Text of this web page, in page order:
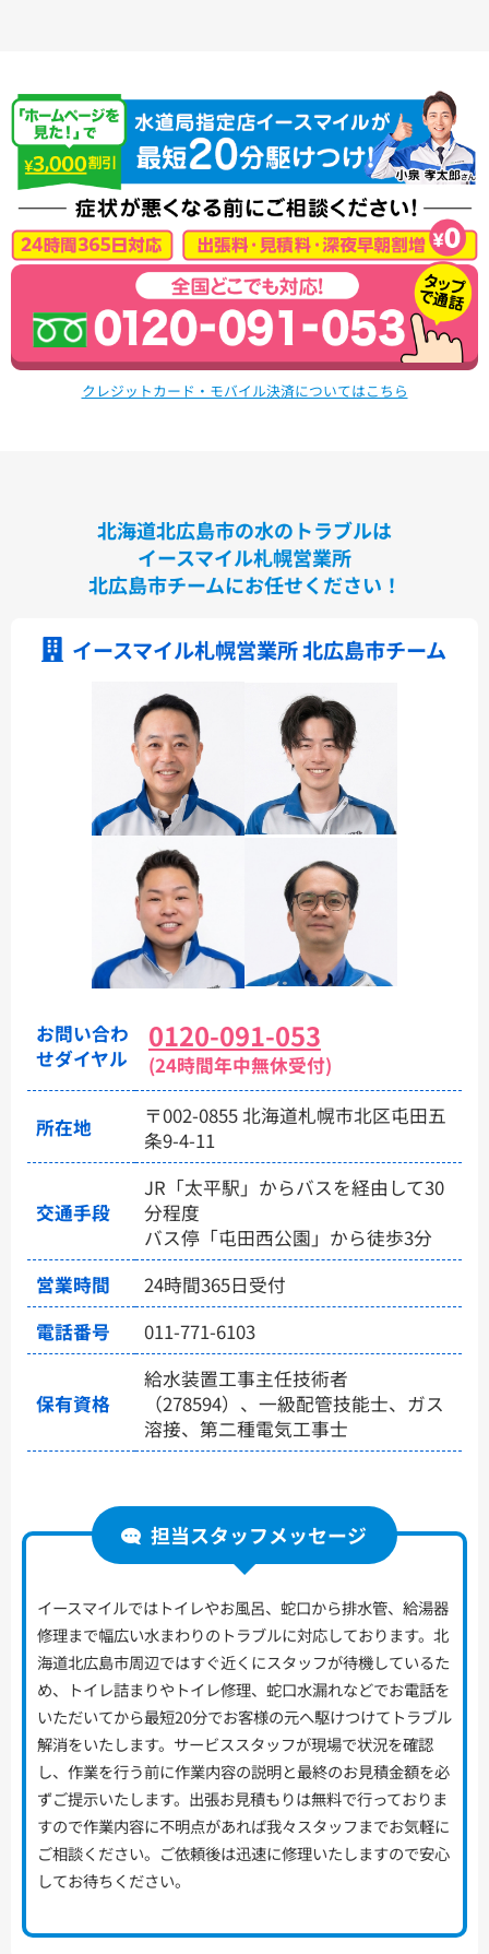
クレジットカード・モバイル決済についてはこちら
北海道北広島市の水のトラブルは
イースマイル札幌営業所
北広島市チームにお任せください！
イースマイル札幌営業所 北広島市チーム
お問い合わ
せダイヤル
0120-091-053
(24時間年中無休受付)
所在地
〒002-0855 北海道札幌市北区屯田五
条9-4-11
交通手段
JR「太平駅」からバスを経由して30
分程度
バス停「屯田西公園」から徒歩3分
営業時間
24時間365日受付
電話番号
011-771-6103
保有資格
給水装置工事主任技術者
（278594）、一級配管技能士、ガス
溶接、第二種電気工事士
担当スタッフメッセージ
イースマイルではトイレやお風呂、蛇口から排水管、給湯器
修理まで幅広い水まわりのトラブルに対応しております。北
海道北広島市周辺ではすぐ近くにスタッフが待機しているた
め、トイレ詰まりやトイレ修理、蛇口水漏れなどでお電話を
いただいてから最短20分でお客様の元へ駆けつけてトラブル
解消をいたします。サービススタッフが現場で状況を確認
し、作業を行う前に作業内容の説明と最終のお見積金額を必
ずご提示いたします。出張お見積もりは無料で行っておりま
すので作業内容に不明点があれば我々スタッフまでお気軽に
ご相談ください。ご依頼後は迅速に修理いたしますので安心
してお待ちください。